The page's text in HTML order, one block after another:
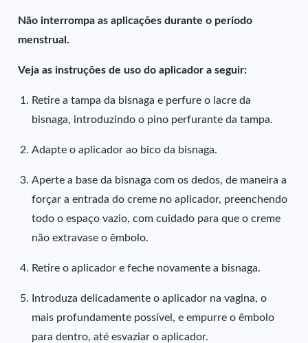
Não interrompa as aplicações durante o período
menstrual.
Veja as instruções de uso do aplicador a seguir:
Retire a tampa da bisnaga e perfure o lacre da
bisnaga, introduzindo o pino perfurante da tampa.
Adapte o aplicador ao bico da bisnaga.
Aperte a base da bisnaga com os dedos, de maneira a
forçar a entrada do creme no aplicador, preenchendo
todo o espaço vazio, com cuidado para que o creme
não extravase o êmbolo.
Retire o aplicador e feche novamente a bisnaga.
Introduza delicadamente o aplicador na vagina, o
mais profundamente possível, e empurre o êmbolo
para dentro, até esvaziar o aplicador.